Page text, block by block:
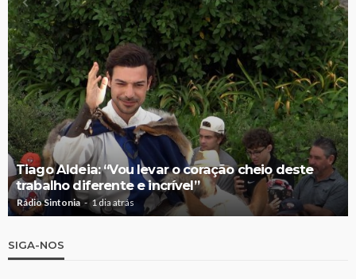
Tiago Aldeia: “Vou levar o coração cheio deste
trabalho diferente e incrível”
Rádio Sintonia 1 dia atrás
SIGA-NOS